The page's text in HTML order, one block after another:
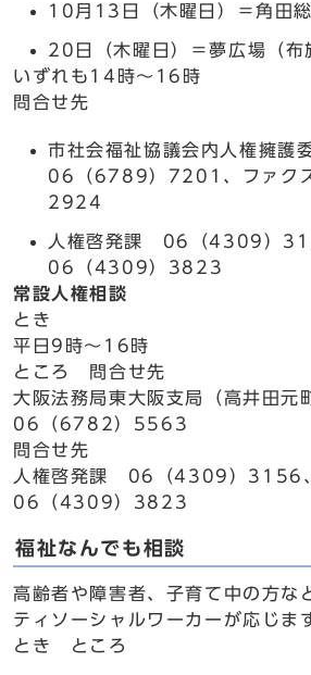
10月13日（木曜日）＝角田
20日（木曜日）＝夢広場（布
いずれも14時～16時
問合せ先
市社会福祉協議会内人権擁護
06（6789）7201、ファク
2924
人権啓発課 06（4309）
06（4309）3823
常設人権相談
とき
平日9時～16時
ところ 問合せ先
大阪法務局東大阪支局（高井田
06（6782）5563
問合せ先
人権啓発課 06（4309）3156
06（4309）3823
福祉なんでも相談
高齢者や障害者、子育て中の方な
ティソーシャルワーカーが応じま
とき ところ